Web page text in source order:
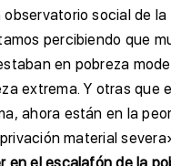
observatorio social de la
percibiendo que
en pobreza
extrema. Y otras que
ahora están en la
material